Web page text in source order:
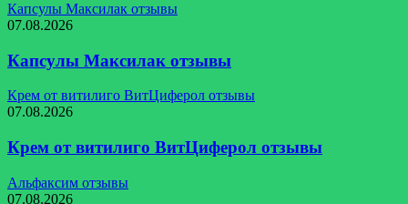
Капсулы Максилак отзывы
07.08.2026
Капсулы Максилак отзывы
Крем от витилиго ВитЦиферол отзывы
07.08.2026
Крем от витилиго ВитЦиферол отзывы
Альфаксим отзывы
07.08.2026